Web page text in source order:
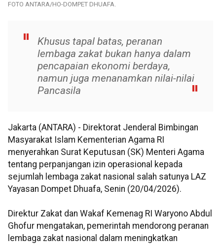
FOTO ANTARA/HO-DOMPET DHUAFA.
Khusus tapal batas, peranan
lembaga zakat bukan hanya dalam
pencapaian ekonomi berdaya,
namun juga menanamkan nilai-nilai
Pancasila
Jakarta (ANTARA) - Direktorat Jenderal Bimbingan
Masyarakat Islam Kementerian Agama RI
menyerahkan Surat Keputusan (SK) Menteri Agama
tentang perpanjangan izin operasional kepada
sejumlah lembaga zakat nasional salah satunya LAZ
Yayasan Dompet Dhuafa, Senin (20/04/2026).
Direktur Zakat dan Wakaf Kemenag RI Waryono Abdul
Ghofur mengatakan, pemerintah mendorong peranan
lembaga zakat nasional dalam meningkatkan